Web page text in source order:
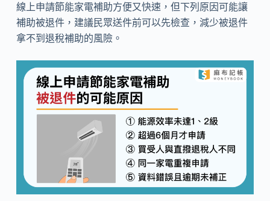
線上申請節能家電補助方便又快速，但下列原因可能讓
補助被退件，建議民眾送件前可以先檢查，減少被退件
拿不到退稅補助的風險。